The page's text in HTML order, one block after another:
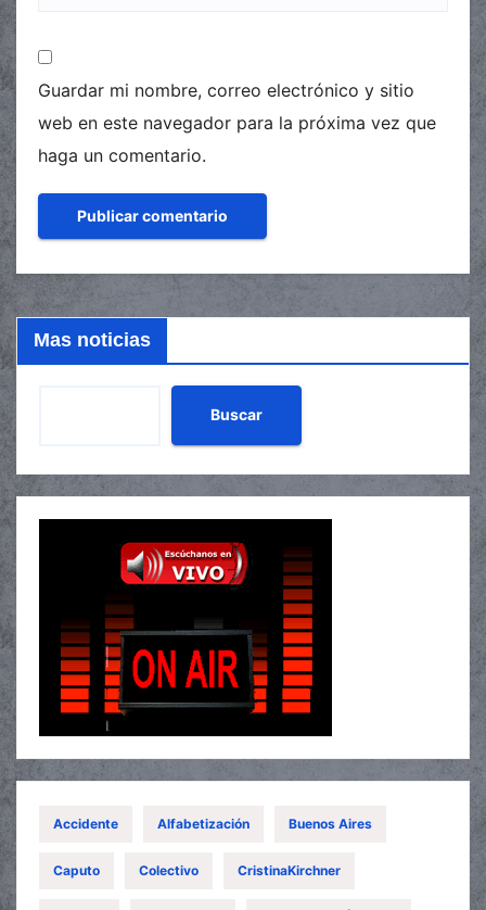
Guardar mi nombre, correo electrónico y sitio
web en este navegador para la próxima vez que
haga un comentario.
Mas noticias
Buscar
Accidente Alfabetización Buenos Aires
Caputo Colectivo CristinaKirchner